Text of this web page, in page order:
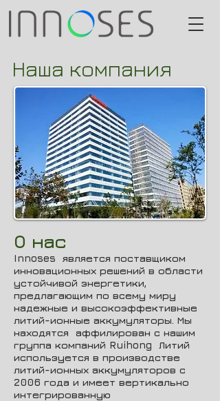
Наша компания
О нас
Innoses является поставщиком
инновационных решений в области
устойчивой энергетики,
предлагающим по всему миру
надежные и высокоэффективные
литий-ионные аккумуляторы. Мы
находятся аффилирован с нашим
группа компаний Ruihong Литий
используется в производстве
литий-ионных аккумуляторов с
2006 года и имеет вертикально
интегрированную